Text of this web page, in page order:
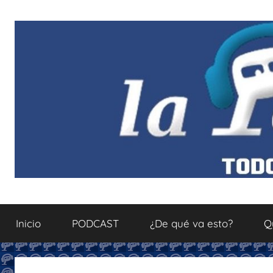
La
Podcastfera
sobre
el
del
Inicio PODCAST ¿De qué va esto?